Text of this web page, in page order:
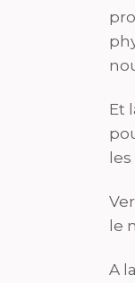
Et
le
A